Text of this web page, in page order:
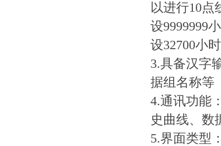
以进行10点
设9999999
设32700小
3.具备汉字
据组名称等
4.通讯功能
史曲线、数
5.界面类型